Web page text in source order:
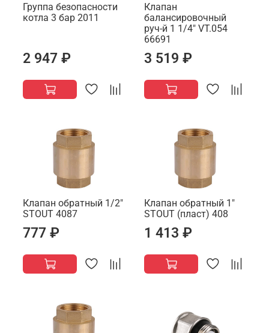
Группа безопасности
котла 3 бар 2011
2 947 ₽
Клапан
балансировочный
руч-й 1 1/4" VT.054
66691
3 519 ₽
Клапан обратный 1/2"
STOUT 4087
777 ₽
Клапан обратный 1"
STOUT (пласт) 408
1 413 ₽